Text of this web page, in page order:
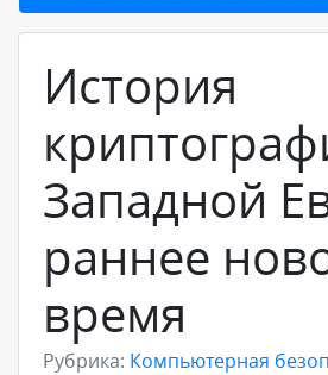
Добавить товар или
История
Западной
раннее
время
Рубрика: Компьютерная